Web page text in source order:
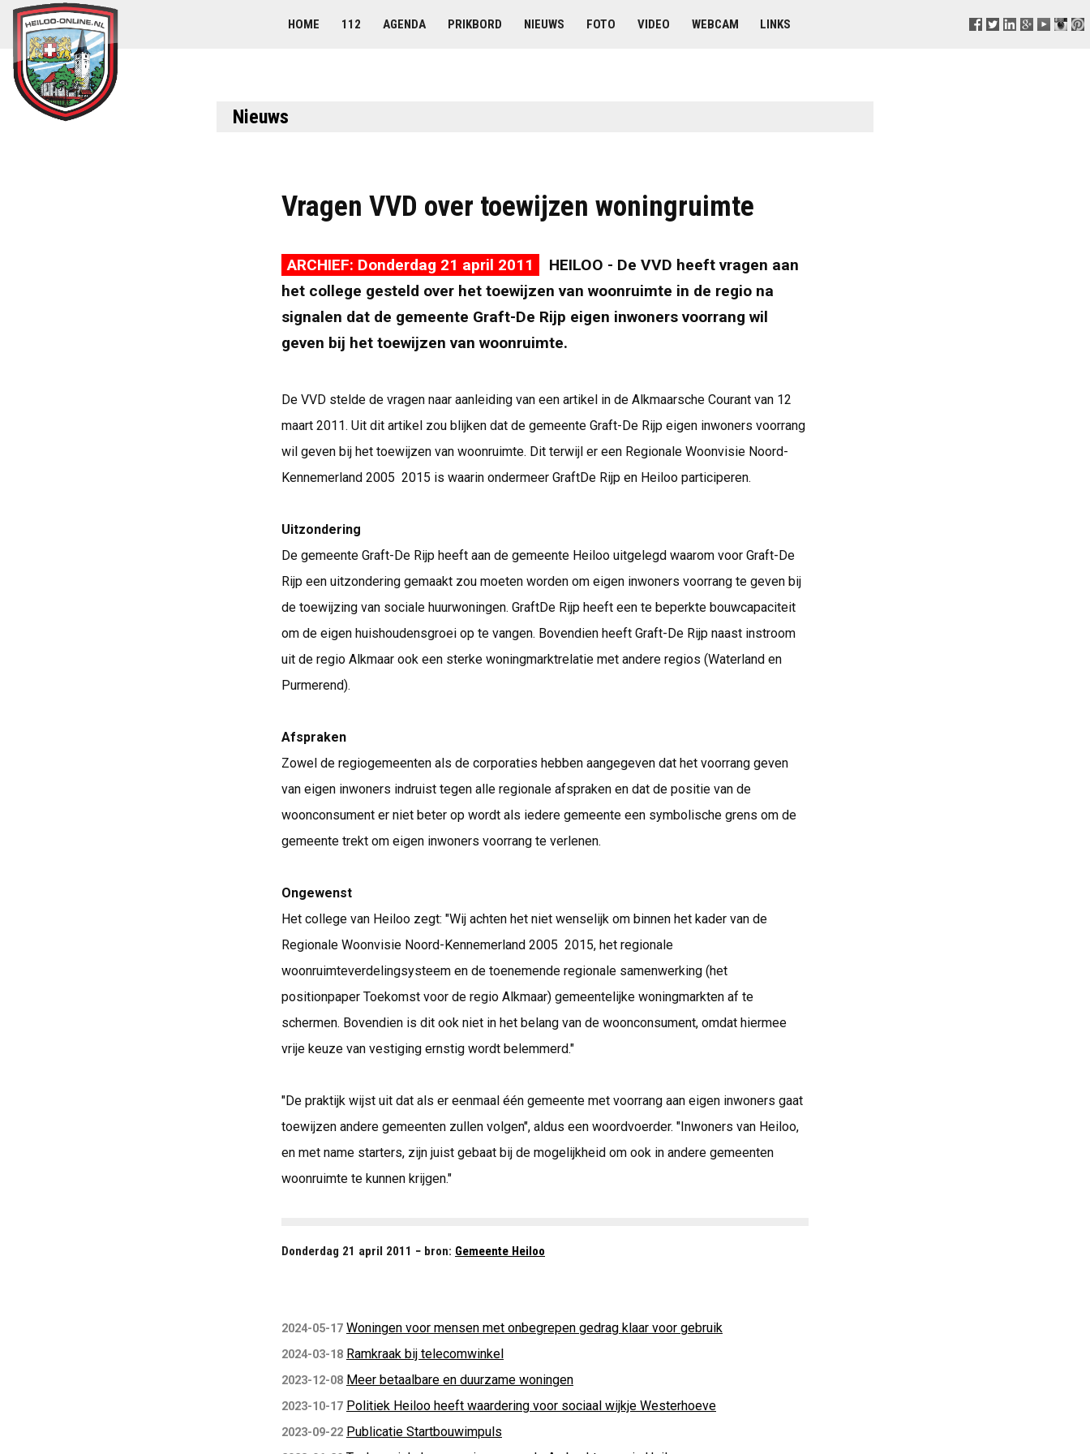
HOME 112 AGENDA PRIKBORD NIEUWS FOTO VIDEO WEBCAM LINKS
Nieuws
Vragen VVD over toewijzen woningruimte
ARCHIEF: Donderdag 21 april 2011
HEILOO - De VVD heeft vragen aan
het college gesteld over het toewijzen van woonruimte in de regio na
signalen dat de gemeente Graft-De Rijp eigen inwoners voorrang wil
geven bij het toewijzen van woonruimte.
De VVD stelde de vragen naar aanleiding van een artikel in de Alkmaarsche Courant van 12
maart 2011. Uit dit artikel zou blijken dat de gemeente Graft-De Rijp eigen inwoners voorrang
wil geven bij het toewijzen van woonruimte. Dit terwijl er een Regionale Woonvisie Noord-
Kennemerland 2005  2015 is waarin ondermeer GraftDe Rijp en Heiloo participeren.
Uitzondering
De gemeente Graft-De Rijp heeft aan de gemeente Heiloo uitgelegd waarom voor Graft-De
Rijp een uitzondering gemaakt zou moeten worden om eigen inwoners voorrang te geven bij
de toewijzing van sociale huurwoningen. GraftDe Rijp heeft een te beperkte bouwcapaciteit
om de eigen huishoudensgroei op te vangen. Bovendien heeft Graft-De Rijp naast instroom
uit de regio Alkmaar ook een sterke woningmarktrelatie met andere regios (Waterland en
Purmerend).
Afspraken
Zowel de regiogemeenten als de corporaties hebben aangegeven dat het voorrang geven
van eigen inwoners indruist tegen alle regionale afspraken en dat de positie van de
woonconsument er niet beter op wordt als iedere gemeente een symbolische grens om de
gemeente trekt om eigen inwoners voorrang te verlenen.
Ongewenst
Het college van Heiloo zegt: "Wij achten het niet wenselijk om binnen het kader van de
Regionale Woonvisie Noord-Kennemerland 2005  2015, het regionale
woonruimteverdelingsysteem en de toenemende regionale samenwerking (het
positionpaper Toekomst voor de regio Alkmaar) gemeentelijke woningmarkten af te
schermen. Bovendien is dit ook niet in het belang van de woonconsument, omdat hiermee
vrije keuze van vestiging ernstig wordt belemmerd."
"De praktijk wijst uit dat als er eenmaal één gemeente met voorrang aan eigen inwoners gaat
toewijzen andere gemeenten zullen volgen", aldus een woordvoerder. "Inwoners van Heiloo,
en met name starters, zijn juist gebaat bij de mogelijkheid om ook in andere gemeenten
woonruimte te kunnen krijgen."
Donderdag 21 april 2011 − bron: Gemeente Heiloo
2024-05-17 Woningen voor mensen met onbegrepen gedrag klaar voor gebruik
2024-03-18 Ramkraak bij telecomwinkel
2023-12-08 Meer betaalbare en duurzame woningen
2023-10-17 Politiek Heiloo heeft waardering voor sociaal wijkje Westerhoeve
2023-09-22 Publicatie Startbouwimpuls